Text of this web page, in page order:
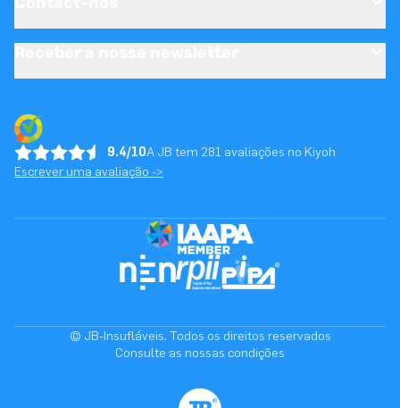
9.4/10A JB tem 281 avaliações no Kiyoh
Escrever uma avaliação ->
© JB-Insufláveis. Todos os direitos reservados
Consulte as nossas condições